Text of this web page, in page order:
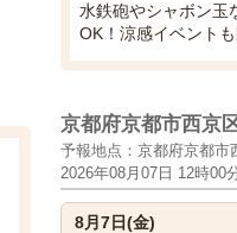
水鉄砲やシャボン玉
OK！涼感イベント
京都府京都市西京
予報地点：京都府京都市
2026年08月07日 12時00
8月7日(金)